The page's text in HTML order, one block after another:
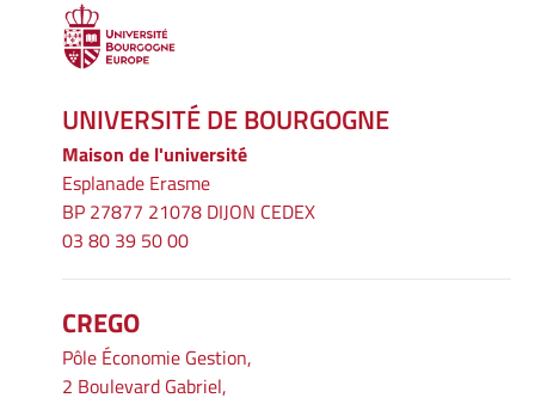
UNIVERSITÉ DE BOURGOGNE
Maison de l'université
Esplanade Erasme
BP 27877 21078 DIJON CEDEX
03 80 39 50 00
CREGO
Pôle Économie Gestion,
2 Boulevard Gabriel,